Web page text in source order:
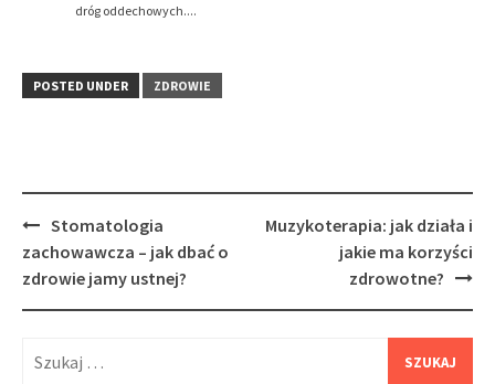
dróg oddechowych....
POSTED UNDER ZDROWIE
Post
navigation
Stomatologia
zachowawcza – jak dbać o
zdrowie jamy ustnej?
Muzykoterapia: jak działa i
jakie ma korzyści
zdrowotne?